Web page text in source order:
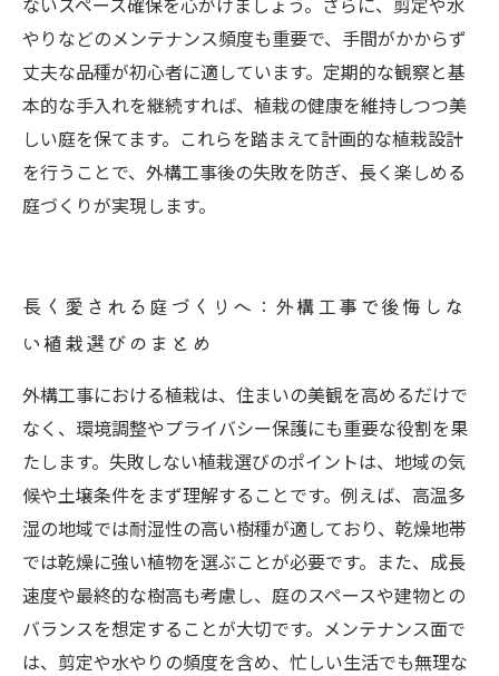
やりなどのメンテナンス頻度も重要で、手間がかからず
丈夫な品種が初心者に適しています。定期的な観察と基
本的な手入れを継続すれば、植栽の健康を維持しつつ美
しい庭を保てます。これらを踏まえて計画的な植栽設計
を行うことで、外構工事後の失敗を防ぎ、長く楽しめる
庭づくりが実現します。
長く愛される庭づくりへ：外構工事で後悔しな
い植栽選びのまとめ
外構工事における植栽は、住まいの美観を高めるだけで
なく、環境調整やプライバシー保護にも重要な役割を果
たします。失敗しない植栽選びのポイントは、地域の気
候や土壌条件をまず理解することです。例えば、高温多
湿の地域では耐湿性の高い樹種が適しており、乾燥地帯
では乾燥に強い植物を選ぶことが必要です。また、成長
速度や最終的な樹高も考慮し、庭のスペースや建物との
バランスを想定することが大切です。メンテナンス面で
は、剪定や水やりの頻度を含め、忙しい生活でも無理な